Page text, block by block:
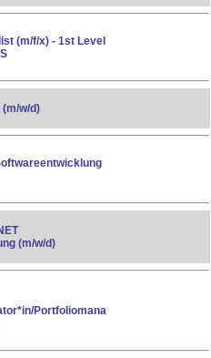
(m/f/x) - 1st Level
w/d)
(m/w/d)
Portfoliomana